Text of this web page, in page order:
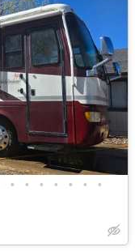
• • • • • • •